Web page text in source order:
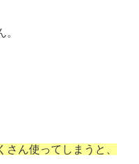
さん使ってしまうと、